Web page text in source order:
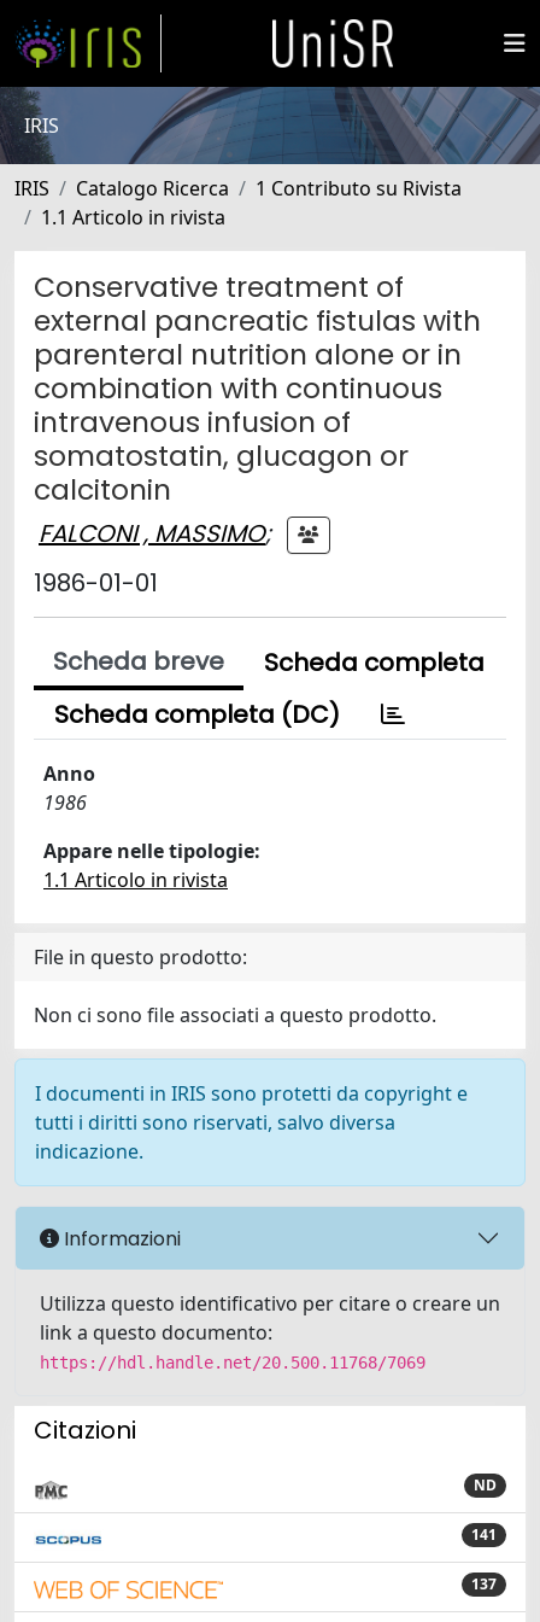
IRIS
IRIS Catalogo Ricerca
1 Contributo su Rivista
1.1 Articolo in rivista
Conservative treatment of
external pancreatic fistulas with
parenteral nutrition alone or in
combination with continuous
intravenous infusion of
somatostatin, glucagon or
calcitonin
FALCONI , MASSIMO;
1986-01-01
Scheda breve
Scheda completa
Scheda completa (DC)
Anno
1986
Appare nelle tipologie:
1.1 Articolo in rivista
File in questo prodotto:
Non ci sono file associati a questo prodotto.
I documenti in IRIS sono protetti da copyright e
tutti i diritti sono riservati, salvo diversa
indicazione.
Informazioni
Utilizza questo identificativo per citare o creare un
link a questo documento:
https://hdl.handle.net/20.500.11768/7069
Citazioni
ND
141
137